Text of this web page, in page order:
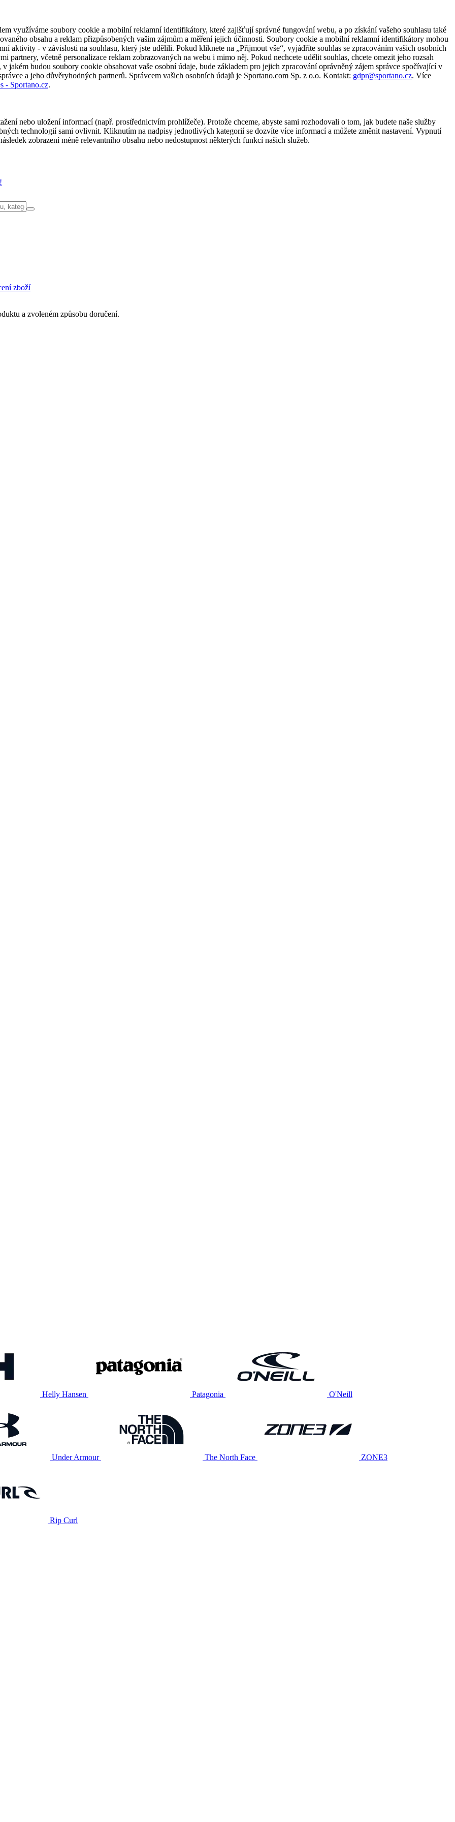
využíváme soubory cookie a mobilní reklamní identifikátory, které zajišťují správné fungování webu, a po získání vašeho souhlasu také
obsahu a reklam přizpůsobených vašim zájmům a měření jejich účinnosti. Soubory cookie a mobilní reklamní identifikátory mohou
aktivity - v závislosti na souhlasu, který jste udělili. Pokud kliknete na „Přijmout vše“, vyjádříte souhlas se zpracováním vašich osobních
včetně personalizace reklam zobrazovaných na webu i mimo něj. Pokud nechcete udělit souhlas, chcete omezit jeho rozsah
jakém budou soubory cookie obsahovat vaše osobní údaje, bude základem pro jejich zpracování oprávněný zájem správce spočívající v
a jeho důvěryhodných partnerů. Správcem vašich osobních údajů je Sportano.com Sp. z o.o. Kontakt: gdpr@sportano.cz. Více
- Sportano.cz.
nebo uložení informací (např. prostřednictvím prohlížeče). Protože chceme, abyste sami rozhodovali o tom, jak budete naše služby
technologií sami ovlivnit. Kliknutím na nadpisy jednotlivých kategorií se dozvíte více informací a můžete změnit nastavení. Vypnutí
zobrazení méně relevantního obsahu nebo nedostupnost některých funkcí našich služeb.
zboží
a zvoleném způsobu doručení.
Helly Hansen Patagonia O'Neill
Under Armour The North Face ZONE3
Rip Curl